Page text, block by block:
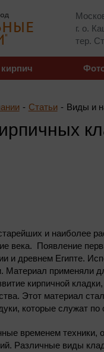
г. о.
тер.
- Статьи - Виды и
и наиболее
века. Появление
и древнем Египте.
применяли
кирпичной
Этот материал
которые служат по
временем техники,
Различные виды